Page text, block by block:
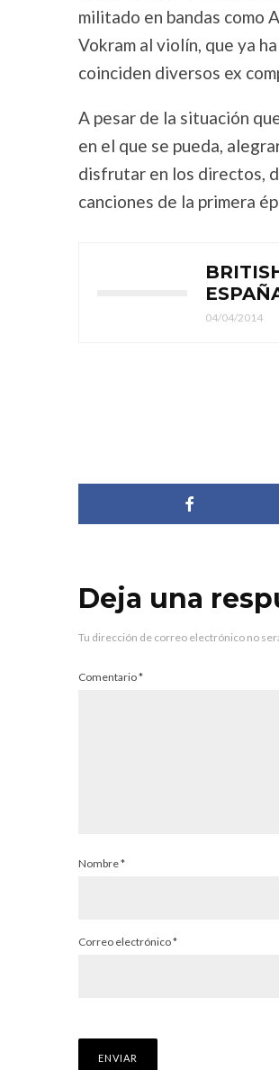
militado en bandas como
Vokram al violín, que ya
coinciden diversos ex
A pesar de la situación
en el que se pueda,
disfrutar en los directos,
canciones de la primera
04/04/2014
Deja una
Tu dirección de correo electrónico no
Comentario*
Nombre*
Correo electrónico*